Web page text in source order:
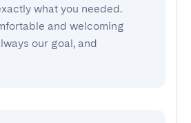
what you needed.
and welcoming
our goal, and